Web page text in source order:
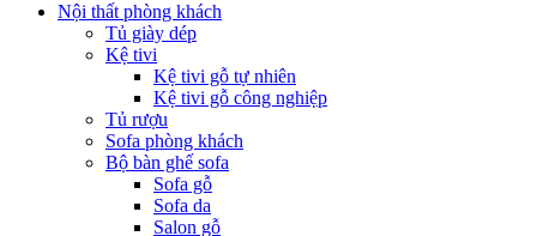
Nội thất phòng khách
Tủ giày dép
Kệ tivi
Kệ tivi gỗ tự nhiên
Kệ tivi gỗ công nghiệp
Tủ rượu
Sofa phòng khách
Bộ bàn ghế sofa
Sofa gỗ
Sofa da
Salon gỗ